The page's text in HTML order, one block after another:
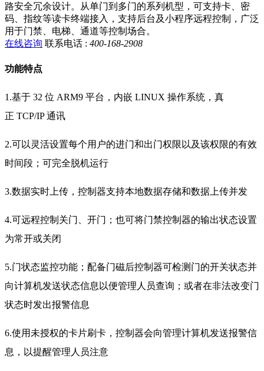
路安全冗余设计。从单门到多门的系列机型，可支持卡、密
码、指纹等读卡终端接入，支持后台及小程序远程控制，广泛
用于门禁、电梯、通道等控制场合。
在线咨询 联系电话 : 400-168-2908
功能特点
1.基于 32 位 ARM9 平台，内嵌 LINUX 操作系统，真
正 TCP/IP 通讯
2.可以灵活设置每个用户的进门和出门权限以及该权限的有效
时间段；可完全脱机运行
3.数据实时上传，控制器支持本地数据存储和数据上传并发
4.可远程控制关门、开门；也可将门禁控制器的输出状态设置
为常开或关闭
5.门状态监控功能；配备门磁后控制器可检测门的开关状态并
向计算机发送状态信息以便管理人员查询；或者在非法改变门
状态时发出报警信息
6.使用未授权的卡片刷卡，控制器会向管理计算机发送报警信
息，以提醒管理人员注意